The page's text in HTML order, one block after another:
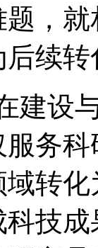
，
续
建设
务
转
技